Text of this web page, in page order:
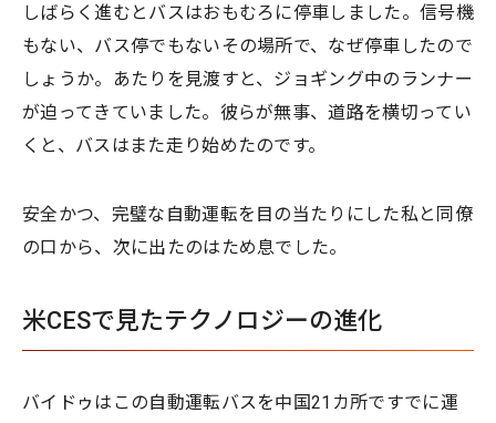
しばらく進むとバスはおもむろに停車しました。信号機
もない、バス停でもないその場所で、なぜ停車したので
しょうか。あたりを見渡すと、ジョギング中のランナー
が迫ってきていました。彼らが無事、道路を横切ってい
くと、バスはまた走り始めたのです。
安全かつ、完璧な自動運転を目の当たりにした私と同僚
の口から、次に出たのはため息でした。
米CESで見たテクノロジーの進化
バイドゥはこの自動運転バスを中国21カ所ですでに運